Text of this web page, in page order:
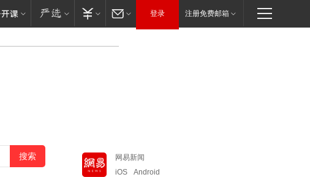
登录 注册免费邮箱
网易新闻
iOS
Android